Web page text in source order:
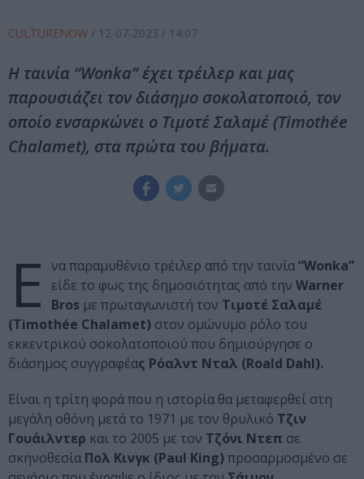
CULTURENOW / 12-07-2023 / 14:07
Η ταινία “Wonka” έχει τρέιλερ και μας
παρουσιάζει τον διάσημο σοκολατοποιό, τον
οποίο ενσαρκώνει ο Τιμοτέ Σαλαμέ (Timothée
Chalamet), στα πρώτα του βήματα.
Ε να παραμυθένιο τρέιλερ από την ταινία“Wonka”
είδε το φως της δημοσιότητας από την Warner
Bros με πρωταγωνιστή τον Τιμοτέ Σαλαμέ
(Timothée Chalamet) στον ομώνυμο ρόλο του
εκκεντρικού σοκολατοποιού που δημιούργησε ο
διάσημος συγγραφέας Ρόαλντ Νταλ (Roald Dahl).
Είναι η τρίτη φορά που η ιστορία θα μεταφερθεί στη
μεγάλη οθόνη μετά το 1971 με τον θρυλικό Τζιν
Γουάιλντερ και το 2005 με τον Τζόνι Ντεπ σε
σκηνοθεσία Πολ Κινγκ (Paul King) προσαρμοσμένο σε